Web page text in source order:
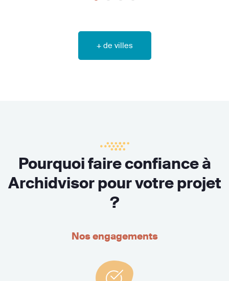
+ de villes
Pourquoi faire confiance à
Archidvisor pour votre projet
?
Nos engagements